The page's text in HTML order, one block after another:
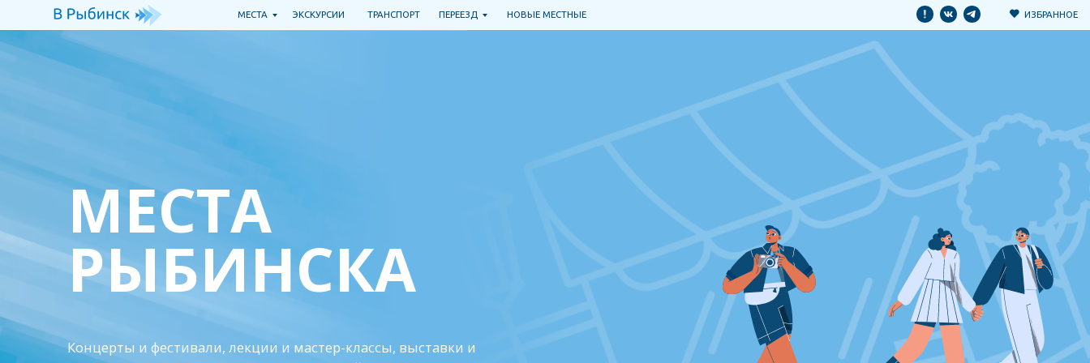
МЕСТА ТРАНСПОРТ ПЕРЕЕЗД НОВЫЕ МЕСТНЫЕ ИЗБРАННОЕ
ЭКСКУРСИИ
МЕСТА
РЫБИНСКА
шоу сегодня, в выходные и всегда. Оставайтесь в курсе,